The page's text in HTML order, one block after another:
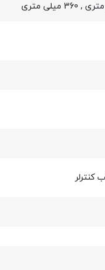
, 360 میلی متری